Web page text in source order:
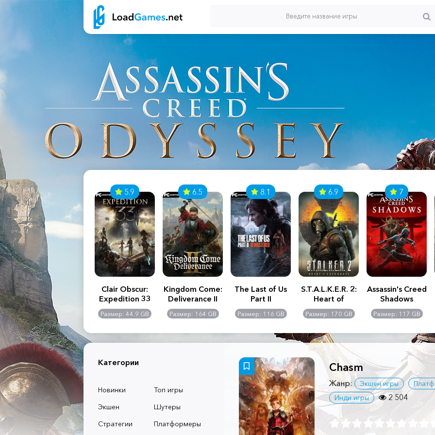
2:
-
GB
Assassin's Creed
Shadows
Размер: 117 GB
5.9
Clair Obscur:
Expedition 33
Размер: 44.9 GB
6.5
Kingdom Come:
Deliverance II
Размер: 164 GB
8.1
The Last of Us
Part II
Remastered
Размер: 116 GB
6.9
S.T.A.L.K.E.R. 2:
Heart of
Chernobyl -
Ultimate Edition
Размер: 170 GB
7
Assassin's Creed
Shadows
Размер: 117 GB
Категории
Новинки
Топ игры
Экшен
Шутеры
Стратегии
Платформеры
Chasm
Жанр: Экшен игры
Инди игры
2 504